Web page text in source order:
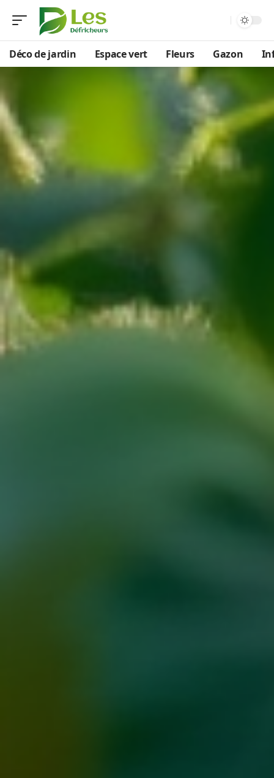
Déco de jardin Espace vert Fleurs Gazon